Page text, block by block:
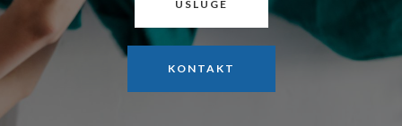
USLUGE
KONTAKT